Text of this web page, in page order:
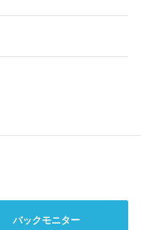
バックモニター